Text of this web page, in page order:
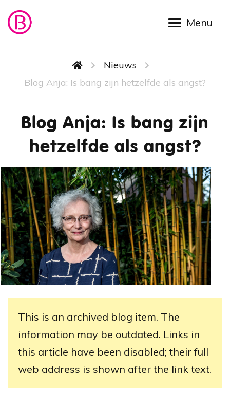
Overslaan en naar de inhoud gaan
Kruimelpad
Nieuws
Blog Anja: Is bang zijn hetzelfde als angst?
Blog Anja: Is bang zijn
hetzelfde als angst?
This is an archived blog item. The
information may be outdated. Links in
this article have been disabled; their full
web address is shown after the link text.